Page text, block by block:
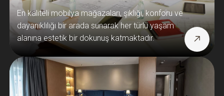
En kaliteli mobilya mağazaları, şıklığı, konforu ve
dayanıklılığı bir arada sunarak her türlü yaşam
alanına estetik bir dokunuş katmaktadır.